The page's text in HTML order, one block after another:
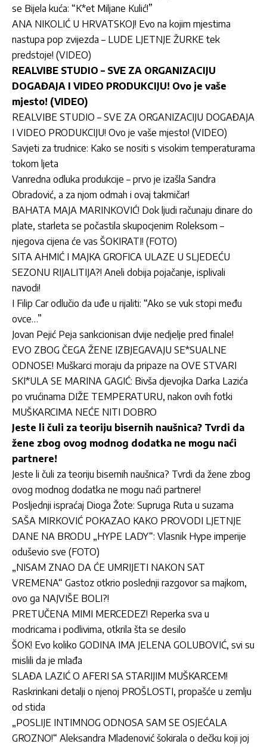
se Bijela kuća: “K*et Miljane Kulić!”
ANA NIKOLIĆ U HRVATSKOJ! Evo na kojim mjestima
nastupa pop zvijezda – LUDE LJETNJE ŽURKE tek
predstoje! (VIDEO)
REALVIBE STUDIO – SVE ZA ORGANIZACIJU
DOGAĐAJA I VIDEO PRODUKCIJU! Ovo je vaše
mjesto! (VIDEO)
REALVIBE STUDIO – SVE ZA ORGANIZACIJU DOGAĐAJA
I VIDEO PRODUKCIJU! Ovo je vaše mjesto! (VIDEO)
Savjeti za trudnice: Kako se nositi s visokim temperaturama
tokom ljeta
Vanredna odluka produkcije – prvo je izašla Sandra
Obradović, a za njom odmah i ovaj takmičar!
BAHATA MAJA MARINKOVIĆ! Dok ljudi računaju dinare do
plate, starleta se počastila skupocjenim Roleksom –
njegova cijena će vas ŠOKIRATI! (FOTO)
SITA AHMIĆ I MAJKA GROFICA ULAZE U SLJEDEĆU
SEZONU RIJALITIJA?! Aneli dobija pojačanje, isplivali
navodi!
I Filip Car odlučio da uđe u rijaliti: “Ako se vuk stopi među
ovce…”
Jovan Pejić Peja sankcionisan dvije nedjelje pred finale!
EVO ZBOG ČEGA ŽENE IZBJEGAVAJU SE*SUALNE
ODNOSE! Muškarci moraju da pripaze na OVE STVARI
SKI*ULA SE MARINA GAGIĆ: Bivša djevojka Darka Lazića
po vrućinama DIŽE TEMPERATURU, nakon ovih fotki
MUŠKARCIMA NEĆE NITI DOBRO
Jeste li čuli za teoriju bisernih naušnica? Tvrdi da
žene zbog ovog modnog dodatka ne mogu naći
partnere!
Jeste li čuli za teoriju bisernih naušnica? Tvrdi da žene zbog
ovog modnog dodatka ne mogu naći partnere!
Posljednji ispraćaj Dioga Žote: Supruga Ruta u suzama
SAŠA MIRKOVIĆ POKAZAO KAKO PROVODI LJETNJE
DANE NA BRODU „HYPE LADY“: Vlasnik Hype imperije
oduševio sve (FOTO)
„NISAM ZNAO DA ĆE UMRIJETI NAKON SAT
VREMENA“ Gastoz otkrio poslednji razgovor sa majkom,
ovo ga NAJVIŠE BOLI?!
PRETUČENA MIMI MERCEDEZ! Reperka sva u
modricama i podlivima, otkrila šta se desilo
ŠOK! Evo koliko GODINA IMA JELENA GOLUBOVIĆ, svi su
mislili da je mlađa
SLAĐA LAZIĆ O AFERI SA STARIJIM MUŠKARCEM!
Raskrinkani detalji o njenoj PROŠLOSTI, propašće u zemlju
od stida
„POSLIJE INTIMNOG ODNOSA SAM SE OSJEĆALA
GROZNO!“ Aleksandra Mladenović šokirala o dečku koji joj